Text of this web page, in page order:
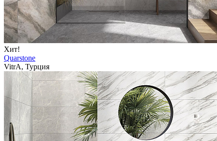
Хит!
Quarstone
VitrA, Турция